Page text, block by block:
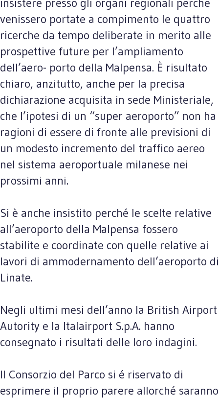
venissero portate a compimento le quattro
ricerche da tempo deliberate in merito alle
prospettive future per l’ampliamento
dell’aero- porto della Malpensa. È risultato
chiaro, anzitutto, anche per la precisa
dichiarazione acquisita in sede Ministeriale,
che l’ipotesi di un “super aeroporto” non ha
ragioni di essere di fronte alle previsioni di
un modesto incremento del traffico aereo
nel sistema aeroportuale milanese nei
prossimi anni.
Si è anche insistito perché le scelte relative
all’aeroporto della Malpensa fossero
stabilite e coordinate con quelle relative ai
lavori di ammodernamento dell’aeroporto di
Linate.
Negli ultimi mesi dell’anno la British Airport
Autority e la Italairport S.p.A. hanno
consegnato i risultati delle loro indagini.
Il Consorzio del Parco si é riservato di
esprimere il proprio parere allorché saranno